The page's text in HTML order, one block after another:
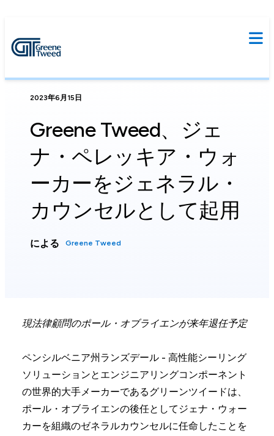
2023年6月15日
Greene Tweed、ジェ
ナ・ペレッキア・ウォ
ーカーをジェネラル・
カウンセルとして起用
による Greene Tweed
現法律顧問のポール・オブライエンが来年退任予定
ペンシルベニア州ランズデール - 高性能シーリング
ソリューションとエンジニアリングコンポーネント
の世界的大手メーカーであるグリーンツイードは、
ポール・オブライエンの後任としてジェナ・ウォー
カーを組織のゼネラルカウンセルに任命したことを